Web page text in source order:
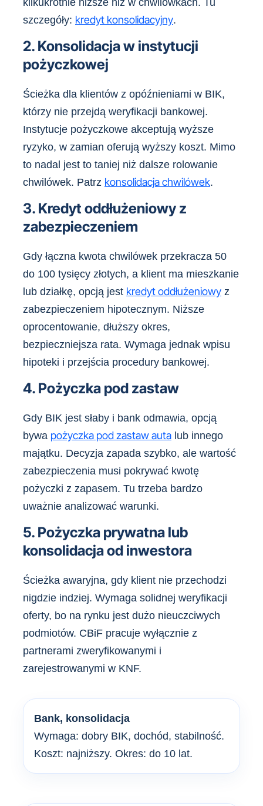
szczegóły: kredyt konsolidacyjny.
2. Konsolidacja w instytucji
pożyczkowej
Ścieżka dla klientów z opóźnieniami w BIK,
którzy nie przejdą weryfikacji bankowej.
Instytucje pożyczkowe akceptują wyższe
ryzyko, w zamian oferują wyższy koszt. Mimo
to nadal jest to taniej niż dalsze rolowanie
chwilówek. Patrz konsolidacja chwilówek.
3. Kredyt oddłużeniowy z
zabezpieczeniem
Gdy łączna kwota chwilówek przekracza 50
do 100 tysięcy złotych, a klient ma mieszkanie
lub działkę, opcją jest kredyt oddłużeniowy z
zabezpieczeniem hipotecznym. Niższe
oprocentowanie, dłuższy okres,
bezpieczniejsza rata. Wymaga jednak wpisu
hipoteki i przejścia procedury bankowej.
4. Pożyczka pod zastaw
Gdy BIK jest słaby i bank odmawia, opcją
bywa pożyczka pod zastaw auta lub innego
majątku. Decyzja zapada szybko, ale wartość
zabezpieczenia musi pokrywać kwotę
pożyczki z zapasem. Tu trzeba bardzo
uważnie analizować warunki.
5. Pożyczka prywatna lub
konsolidacja od inwestora
Ścieżka awaryjna, gdy klient nie przechodzi
nigdzie indziej. Wymaga solidnej weryfikacji
oferty, bo na rynku jest dużo nieuczciwych
podmiotów. CBiF pracuje wyłącznie z
partnerami zweryfikowanymi i
zarejestrowanymi w KNF.
Bank, konsolidacja
Wymaga: dobry BIK, dochód, stabilność.
Koszt: najniższy. Okres: do 10 lat.